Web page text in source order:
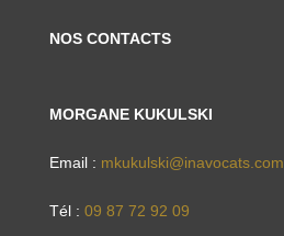
NOS CONTACTS
MORGANE KUKULSKI
Email : mkukulski@inavocats.com
Tél : 09 87 72 92 09